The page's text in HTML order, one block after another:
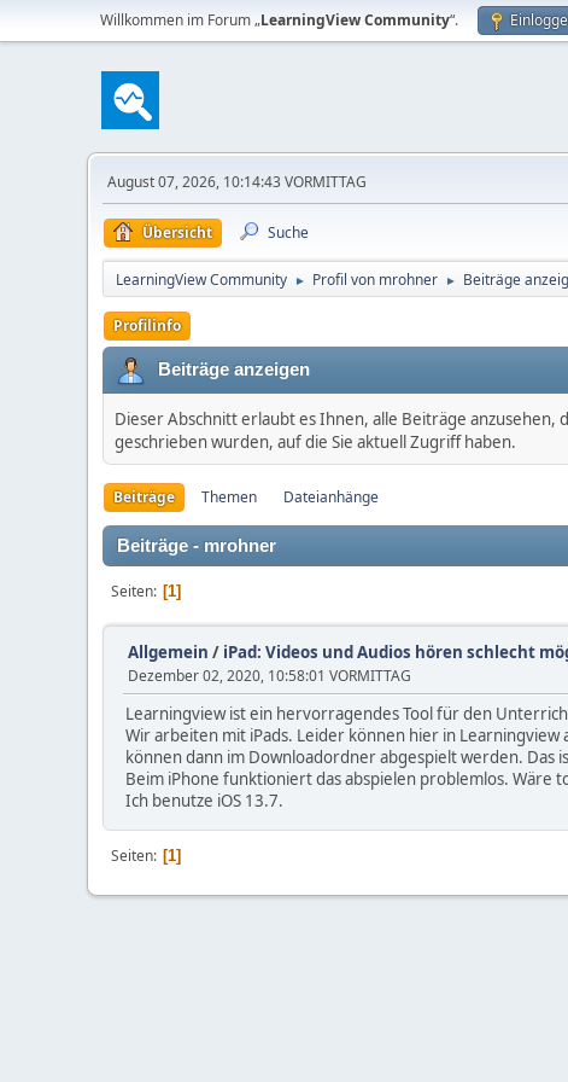
Willkommen im Forum „LearningView Community“.
August 07, 2026, 10:14:43 VORMITTAG
Übersicht Suche
LearningView Community ► Profil von mrohner ► Beiträge
Profilinfo
Beiträge anzeigen
Dieser Abschnitt erlaubt es Ihnen, alle Beiträge anzusehen,
geschrieben wurden, auf die Sie aktuell Zugriff haben.
Beiträge Themen Dateianhänge
Beiträge - mrohner
Seiten 1
Allgemein / iPad: Videos und Audios hören schlecht
Dezember 02, 2020, 10:58:01 VORMITTAG
Learningview ist ein hervorragendes Tool für den
Wir arbeiten mit iPads. Leider können hier in
können dann im Downloadordner abgespielt werden. Das
Beim iPhone funktioniert das abspielen problemlos. Wäre
Ich benutze iOS 13.7.
Seiten 1